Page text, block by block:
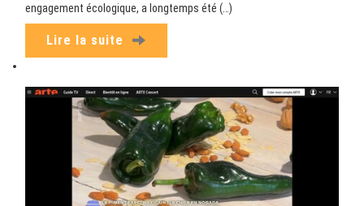
engagement écologique, a longtemps été (…)
Lire la suite